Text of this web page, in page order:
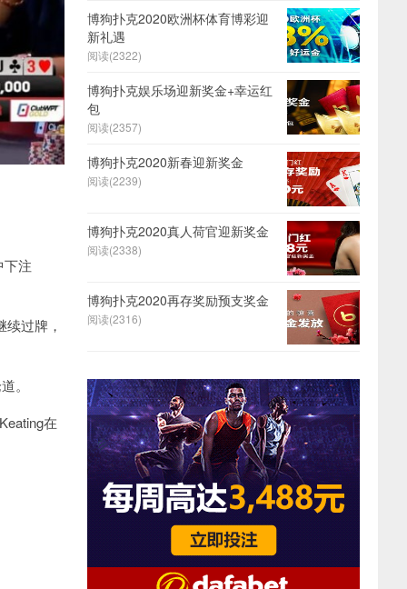
下注
过牌，
。
在
博狗扑克2020欧洲杯体育博彩迎
新礼遇
阅读(2322)
博狗扑克娱乐场迎新奖金+幸运红
包
阅读(2357)
博狗扑克2020新春迎新奖金
阅读(2239)
博狗扑克2020真人荷官迎新奖金
阅读(2338)
博狗扑克2020再存奖励预支奖金
阅读(2316)